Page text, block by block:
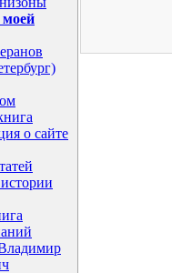
о сайте